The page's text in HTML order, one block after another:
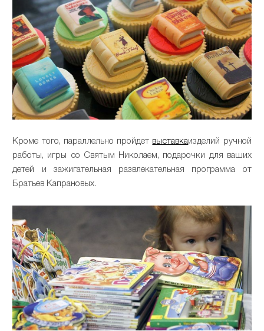
Кроме того, параллельно пройдет выставкаизделий ручной
работы, игры со Святым Николаем, подарочки для ваших
детей и зажигательная развлекательная программа от
Братьев Капрановых.